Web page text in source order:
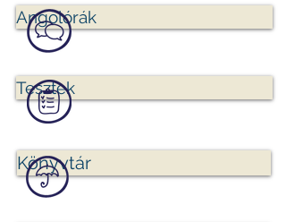
Angolórák
Tesztek
Könyvtár